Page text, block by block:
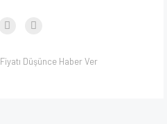
Fiyatı Düşünce Haber Ver